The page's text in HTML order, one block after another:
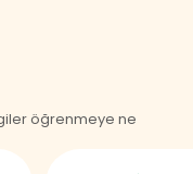
öğrenmeye ne